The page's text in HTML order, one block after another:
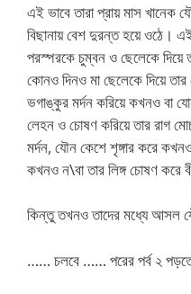
এই ভাবে তারা প্রায় মাস খানেক
বিছানায় বেশ দুরন্ত হয়ে ওঠে।
পরস্পরকে চুম্বন ও ছেলেকে
কোনও দিনও মা ছেলেকে দিয়ে তার
ভগাঙ্কুর মর্দন করিয়ে কখনও বা
লেহন ও চোষণ করিয়ে তার রাগ
মর্দন, যৌন কেশে শৃঙ্গার করে
কখনও ন\বা তার লিঙ্গ চোষণ
কিন্তু তখনও তাদের মধ্যে আসল
…… চলবে …… পরের পর্ব ২